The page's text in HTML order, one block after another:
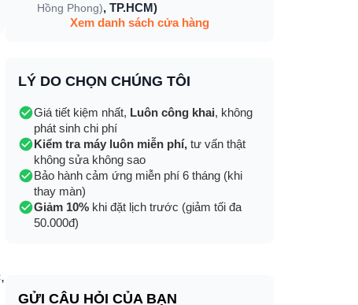
Hồng Phong), TP.HCM)
Xem danh sách cửa hàng
LÝ DO CHỌN CHÚNG TÔI
Giá tiết kiệm nhất, Luôn công khai, không
phát sinh chi phí
Kiểm tra máy luôn miễn phí, tư vấn thật
không sửa không sao
Bảo hành cảm ứng miễn phí 6 tháng (khi
thay màn)
Giảm 10% khi đặt lịch trước (giảm tối đa
50.000đ)
GỬI CÂU HỎI CỦA BẠN